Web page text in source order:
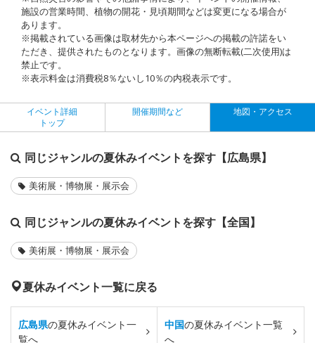
施設の営業時間、植物の開花・見頃期間などは変更になる場合が
あります。
※掲載されている画像は取材先から本ページへの掲載の許諾をい
ただき、提供されたものとなります。画像の無断転載(二次使用)は
禁止です。
※表示料金は消費税8％ないし10％の内税表示です。
イベント詳細
トップ
開催期間など 地図・アクセス
同じジャンルの夏休みイベントを探す【広島県】
美術展・博物展・展示会
同じジャンルの夏休みイベントを探す【全国】
美術展・博物展・展示会
夏休みイベント一覧に戻る
広島県の夏休みイベント一
覧へ
中国の夏休みイベント一覧
へ